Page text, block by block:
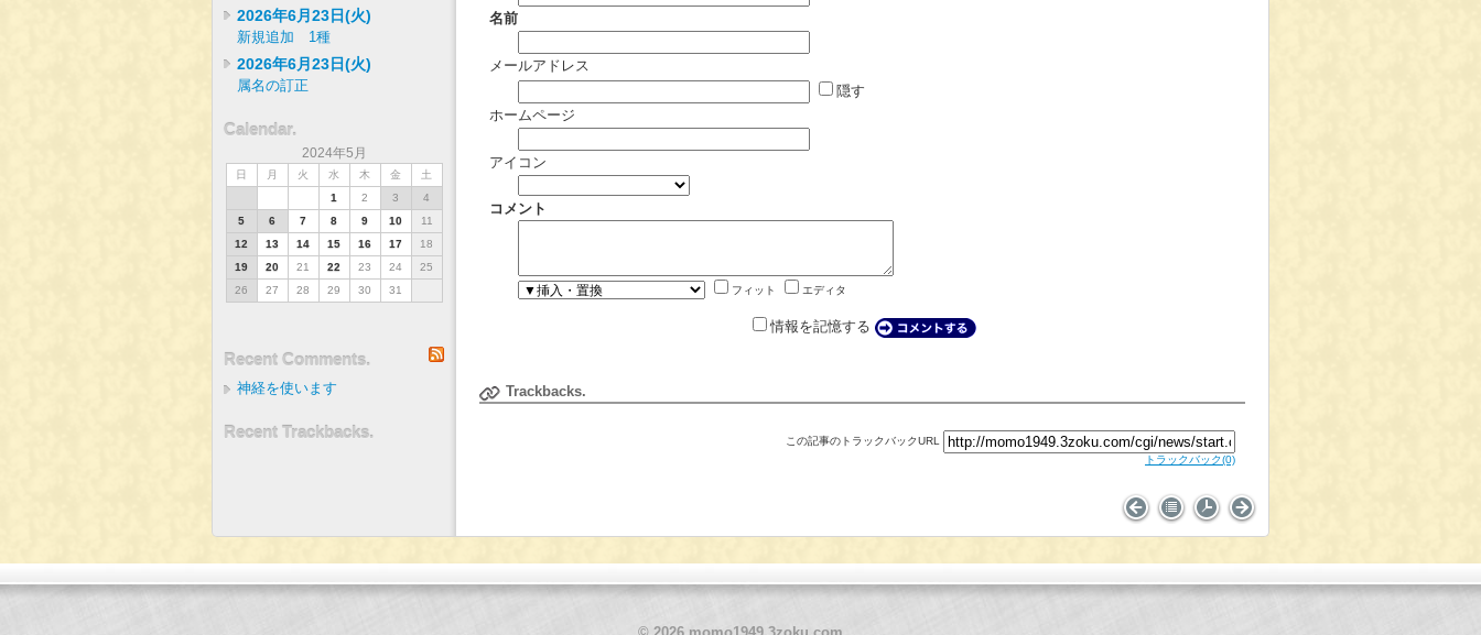
名前
メールアドレス
隠す
ホームページ
アイコン
コメント
フィット エディタ
情報を記憶する
Trackbacks.
この記事のトラックバックURL
トラックバック(0)
2026年6月23日(火)
新規追加 1種
2026年6月23日(火)
属名の訂正
Calendar.
2024年5月
日 月 火 水 木 金
土
1
2 3
4
5
6 7 8 9 10
11
12
13 14 15 16 17
18
19
20 21 22 23 24
25
26
27 28 29 30 31
Recent Comments.
神経を使います
Recent Trackbacks.